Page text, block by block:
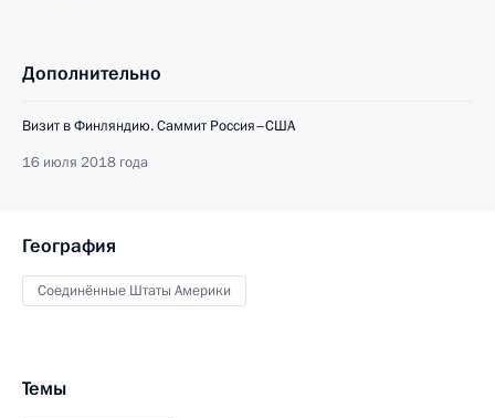
Дополнительно
Визит в Финляндию. Саммит Россия–США
16 июля 2018 года
География
Соединённые Штаты Америки
Темы